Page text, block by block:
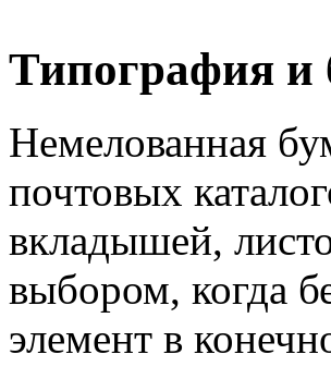
Типография и
Немелованная
почтовых
вкладышей,
выбором, когда
элемент в